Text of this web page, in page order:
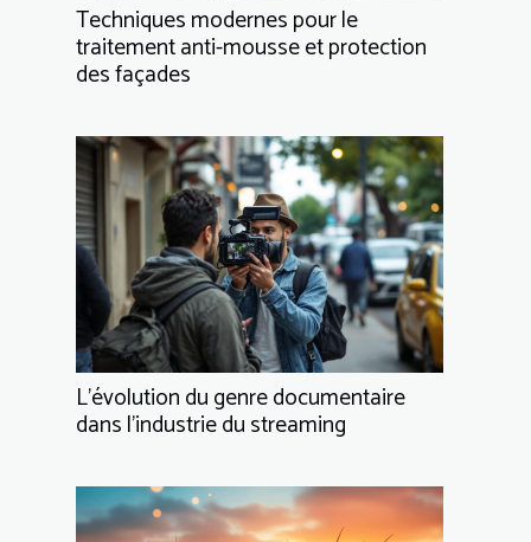
Techniques modernes pour le
traitement anti-mousse et protection
des façades
L'évolution du genre documentaire
dans l'industrie du streaming